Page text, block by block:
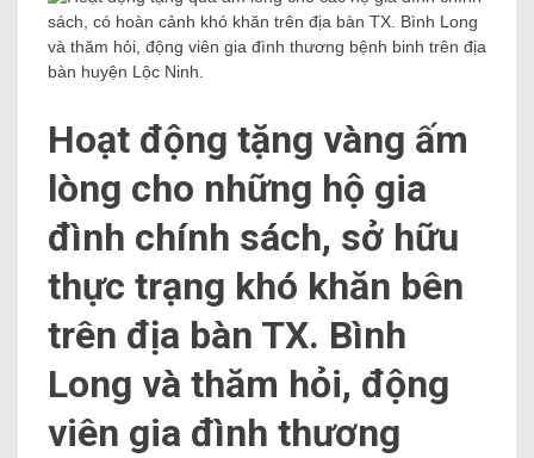
Hoạt động tặng vàng ấm
lòng cho những hộ gia
đình chính sách, sở hữu
thực trạng khó khăn bên
trên địa bàn TX. Bình
Long và thăm hỏi, động
viên gia đình thương